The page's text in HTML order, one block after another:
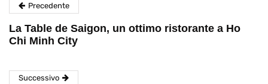
Precedente
La Table de Saigon, un ottimo ristorante a Ho
Chi Minh City
Successivo